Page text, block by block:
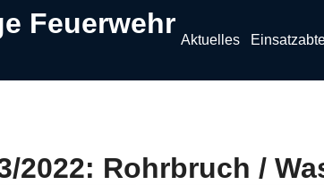
Feuerwehr
Aktuelles
2022: Rohrbruch /